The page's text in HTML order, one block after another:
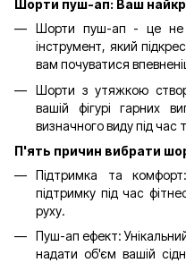
Шорти пуш-ап: Ваш
Шорти пуш-ап - це не
інструмент, який
вам почуватися
Шорти з утяжкою
вашій фігурі гарних
визначного виду під час
П'ять причин вибрати
Підтримка та
підтримку під час
руху.
Пуш-ап ефект:
надати об'єм вашій